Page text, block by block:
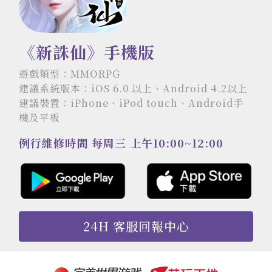
《新誅仙》手機版
遊戲類型：MMORPG
建議系統版本：iOS 6.0 以上、Android 4.2以上
建議裝置：iPhone、iPod touch、Android手
機及平板
例行維修時間 每周三 上午10:00~12:00
24H 客服回報中心